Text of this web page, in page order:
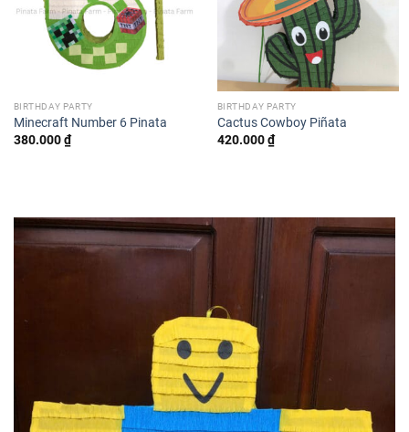
BIRTHDAY PARTY
Minecraft Number 6 Pinata
380.000₫
BIRTHDAY PARTY
Cactus Cowboy Piñata
420.000₫